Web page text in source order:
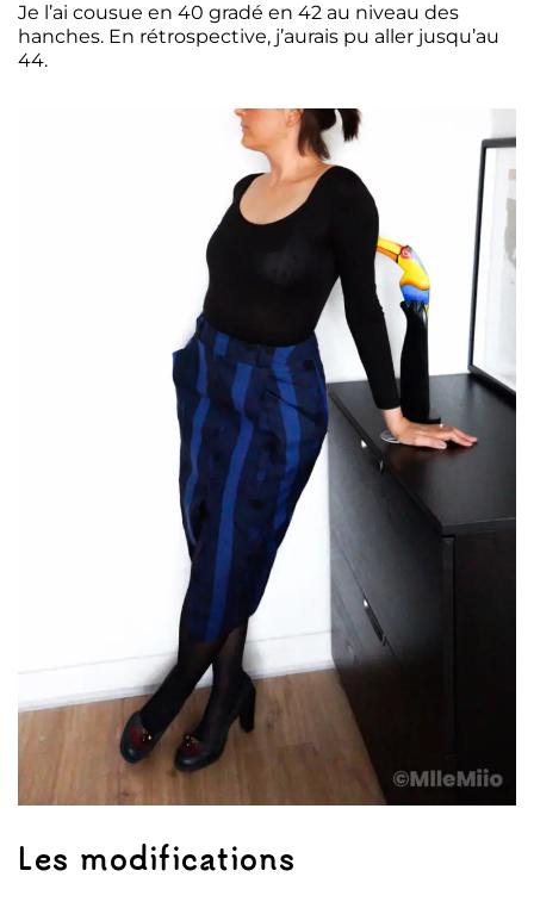
Je l’ai cousue en 40 gradé en 42 au niveau des
hanches. En rétrospective, j’aurais pu aller jusqu’au
44.
Les modifications